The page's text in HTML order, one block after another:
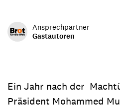
Ansprechpartner
Gastautoren
Ein Jahr nach der
Präsident Mohammed